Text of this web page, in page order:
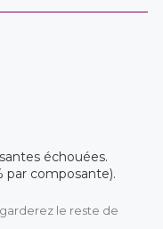
échouées.
par composante).
le reste de